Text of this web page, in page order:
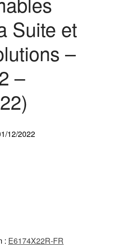
Réalisations récentes
Rapports en ligne (Abonnés)
Galerie
Actualité
Abonné
Suite et
–
–
12/2022
: E6174X22R-FR